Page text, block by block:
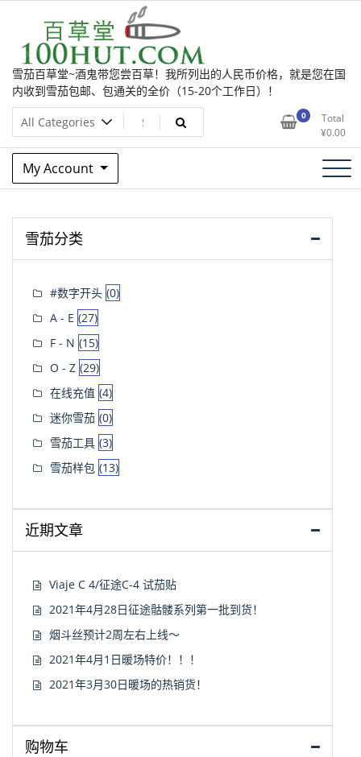
content
雪茄百草堂~酒鬼带您尝百草！我所列出的人民币价格，就是您在国
内收到雪茄包邮、包通关的全价（15-20个工作日）！
0
Total
¥0.00
My Account
雪茄分类
#数字开头 (0)
A - E (27)
F - N (15)
O - Z (29)
在线充值 (4)
迷你雪茄 (0)
雪茄工具 (3)
雪茄样包 (13)
近期文章
Viaje C 4/征途C-4 试茄贴
2021年4月28日征途骷髅系列第一批到货！
烟斗丝预计2周左右上线～
2021年4月1日暖场特价！！！
2021年3月30日暖场的热销货！
购物车